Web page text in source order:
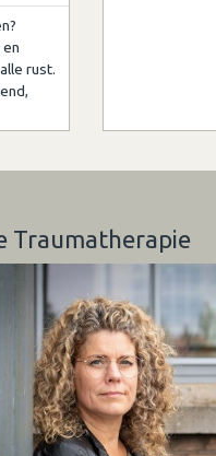
rust.
Traumatherapie